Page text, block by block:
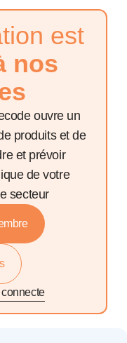
est
nos
ouvre un
produits et de
et prévoir
de votre
secteur